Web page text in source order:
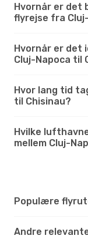
Hvornår er det
flyrejse fra
Hvornår er det
Cluj-Napoca til
Hvor lang tid
til Chisinau?
Hvilke
mellem Cluj-
Populære
Andre